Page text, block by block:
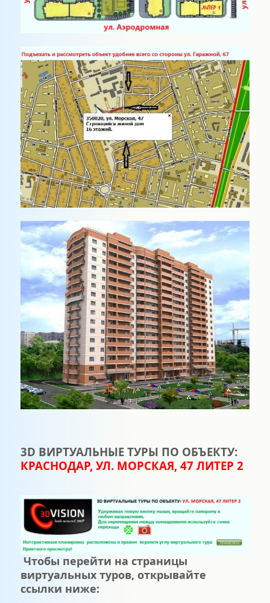
3D ВИРТУАЛЬНЫЕ ТУРЫ ПО ОБЪЕКТУ:
КРАСНОДАР, УЛ. МОРСКАЯ, 47 ЛИТЕР 2
Чтобы перейти на страницы
виртуальных туров, открывайте
ссылки ниже: